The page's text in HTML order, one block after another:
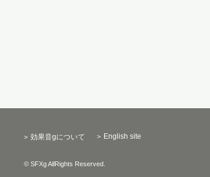
効果音gについて English site
© SFXg AllRights Reserved.